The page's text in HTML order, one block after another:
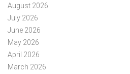
August 2026
July 2026
June 2026
May 2026
April 2026
March 2026